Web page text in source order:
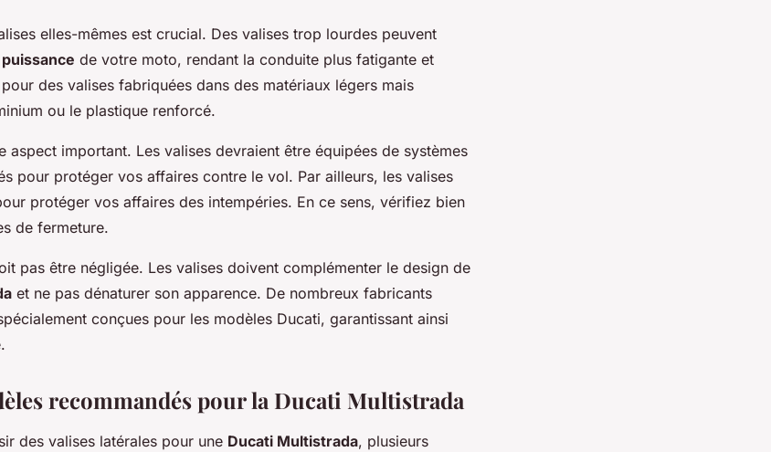
elles-mêmes est crucial. Des valises trop lourdes peuvent
puissance de votre moto, rendant la conduite plus fatigante et
des valises fabriquées dans des matériaux légers mais
ou le plastique renforcé.
aspect important. Les valises devraient être équipées de systèmes
pour protéger vos affaires contre le vol. Par ailleurs, les valises
protéger vos affaires des intempéries. En ce sens, vérifiez bien
de fermeture.
pas être négligée. Les valises doivent complémenter le design de
et ne pas dénaturer son apparence. De nombreux fabricants
conçues pour les modèles Ducati, garantissant ainsi
recommandés pour la Ducati Multistrada
des valises latérales pour une Ducati Multistrada, plusieurs